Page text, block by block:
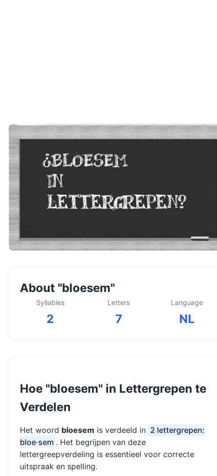
About "bloesem"
Syllables
2
Letters
7
Language
NL
Hoe "bloesem" in Lettergrepen te
Verdelen
Het woord bloesem is verdeeld in 2 lettergrepen:
bloe·sem . Het begrijpen van deze
lettergreepverdeling is essentieel voor correcte
uitspraak en spelling.